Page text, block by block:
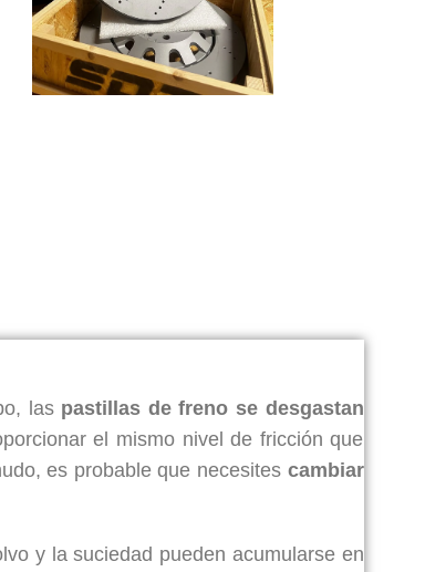
las pastillas de freno se desgastan
el mismo nivel de fricción que
es probable que necesites cambiar
y la suciedad pueden acumularse en